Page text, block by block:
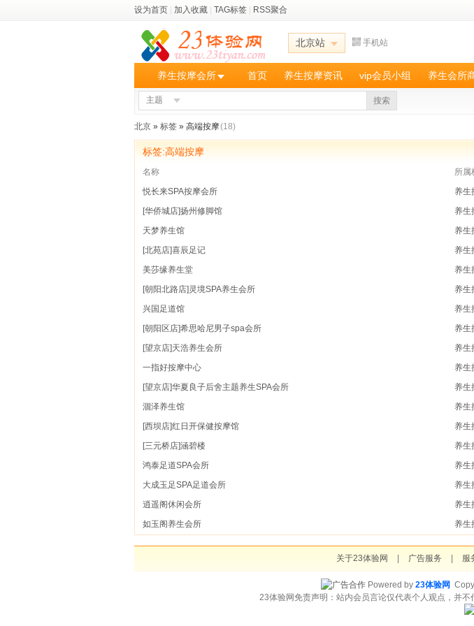
设为首页 加入收藏 TAG标签 RSS聚合
北京站 手机站
养生按摩会所 首页 养生按摩资讯 vip会员小组 养生会所
主题 搜索
北京 » 标签 » 高端按摩(18)
标签:高端按摩
名称 所属
悦长来SPA按摩会所
养生
[华侨城店]扬州修脚馆
养生
天梦养生馆
养生
[北苑店]喜辰足记
养生
美莎缘养生堂
养生
[朝阳北路店]灵境SPA养生会所
养生
兴国足道馆
养生
[朝阳区店]希思哈尼男子spa会所
养生
[望京店]天浩养生会所
养生
一指好按摩中心
养生
[望京店]华夏良子后舍主题养生SPA会所
养生
涸泽养生馆
养生
[西坝店]红日开保健按摩馆
养生
[三元桥店]涵碧楼
养生
鸿泰足道SPA会所
养生
大成玉足SPA足道会所
养生
逍遥阁休闲会所
养生
如玉阁养生会所
养生
关于23体验网 广告服务 服
Powered by 23体验网
23体验网免责声明：站内会员言论仅代表个人观点，并